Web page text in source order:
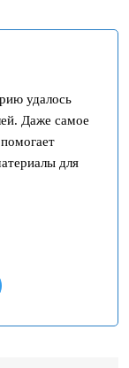
удалось
Даже самое
для